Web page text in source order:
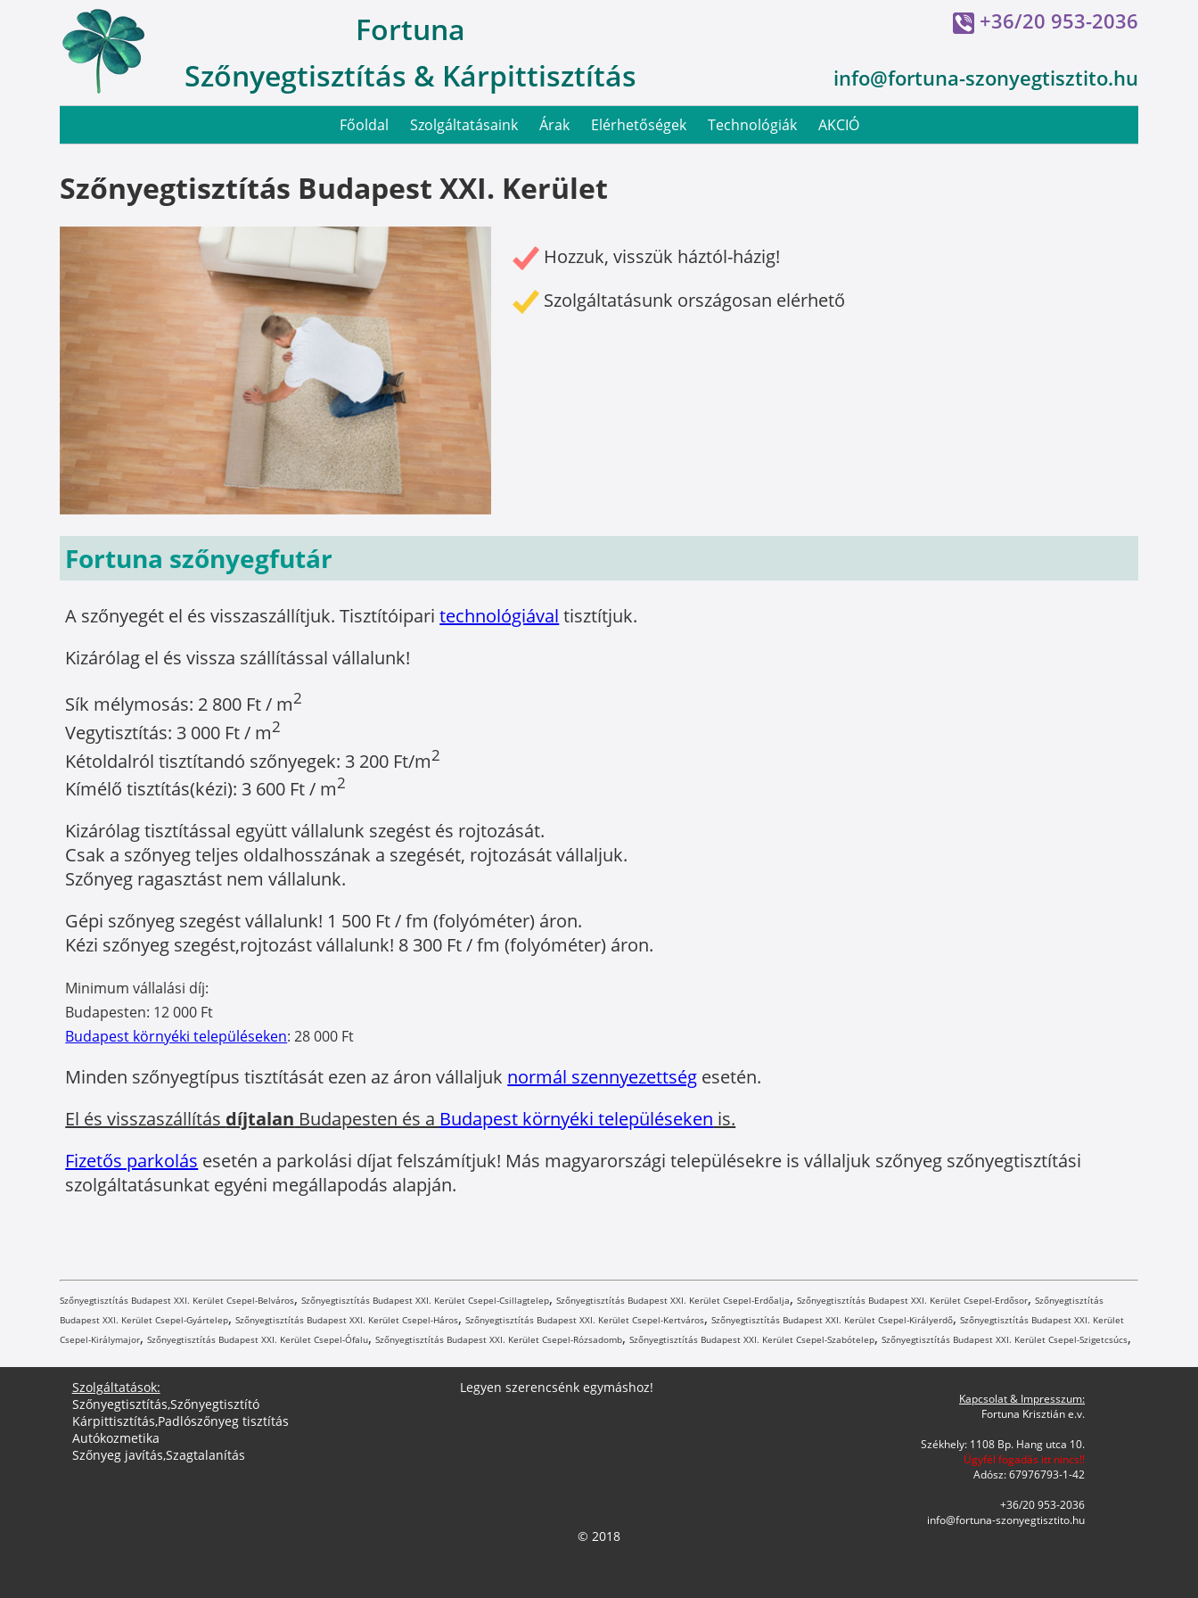
Fortuna
Szőnyegtisztítás & Kárpittisztítás
+36/20 953-2036
info@fortuna-szonyegtisztito.hu
Főoldal Szolgáltatásaink Árak Elérhetőségek Technológiák AKCIÓ
Szőnyegtisztítás Budapest XXI. Kerület
Hozzuk, visszük háztól-házig!
Szolgáltatásunk országosan elérhető
Fortuna szőnyegfutár
A szőnyegét el és visszaszállítjuk. Tisztítóiparitechnológiával tisztítjuk.
Kizárólag el és vissza szállítással vállalunk!
Sík mélymosás: 2 800 Ft / m2
Vegytisztítás: 3 000 Ft / m2
Kétoldalról tisztítandó szőnyegek: 3 200 Ft/m2
Kímélő tisztítás(kézi): 3 600 Ft / m2
Kizárólag tisztítással együtt vállalunk szegést és rojtozását.
Csak a szőnyeg teljes oldalhosszának a szegését, rojtozását vállaljuk.
Szőnyeg ragasztást nem vállalunk.
Gépi szőnyeg szegést vállalunk! 1 500 Ft / fm (folyóméter) áron.
Kézi szőnyeg szegést,rojtozást vállalunk! 8 300 Ft / fm (folyóméter) áron.
Minimum vállalási díj:
Budapesten: 12 000 Ft
Budapest környéki településeken: 28 000 Ft
Minden szőnyegtípus tisztítását ezen az áron vállaljuk normál szennyezettség esetén.
El és visszaszállítás díjtalan Budapesten és a Budapest környéki településeken is.
Fizetős parkolás esetén a parkolási díjat felszámítjuk! Más magyarországi településekre is vállaljuk szőnyeg szőnyegtisztítási
szolgáltatásunkat egyéni megállapodás alapján.
Szőnyegtisztítás Budapest XXI. Kerület Csepel-Belváros,Szőnyegtisztítás Budapest XXI. Kerület Csepel-Csillagtelep,Szőnyegtisztítás Budapest XXI. Kerület Csepel-Erdőalja,Szőnyegtisztítás Budapest XXI. Kerület Csepel-Erdősor,Szőnyegtisztítás
Budapest XXI. Kerület Csepel-Gyártelep,Szőnyegtisztítás Budapest XXI. Kerület Csepel-Háros,Szőnyegtisztítás Budapest XXI. Kerület Csepel-Kertváros,Szőnyegtisztítás Budapest XXI. Kerület Csepel-Királyerdő,Szőnyegtisztítás Budapest XXI. Kerület
Csepel-Királymajor,Szőnyegtisztítás Budapest XXI. Kerület Csepel-Ófalu,Szőnyegtisztítás Budapest XXI. Kerület Csepel-Rózsadomb,Szőnyegtisztítás Budapest XXI. Kerület Csepel-Szabótelep,Szőnyegtisztítás Budapest XXI. Kerület Csepel-Szigetcsúcs,
Szolgáltatások:
Szőnyegtisztítás,Szőnyegtisztító
Kárpittisztítás,Padlószőnyeg tisztítás
Autókozmetika
Szőnyeg javítás,Szagtalanítás
Legyen szerencsénk egymáshoz!
Kapcsolat & Impresszum:
Fortuna Krisztián e.v.
Székhely: 1108 Bp. Hang utca 10.
Ügyfél fogadás itt nincs!!
Adósz: 67976793-1-42
+36/20 953-2036
info@fortuna-szonyegtisztito.hu
© 2018